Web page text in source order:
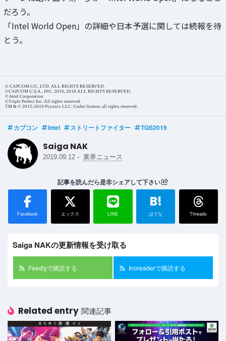
だろう。
「Intel World Open」の詳細や日本予選に関しては続報を待
とう。
© CAPCOM CO., LTD. ALL RIGHTS RESERVED.
©CAPCOM U.S.A., INC. 2016, 2018 ALL RIGHTS RESERVED.
© Intel Corporation
©Triple Perfect Inc. All rights reserved.
TM & © 2015-2019 Psyonix LLC. Under license, all rights reserved.
カプコン Intel ストリートファイター TGS2019
Saiga NAK
2019.09.12 - 業界ニュース
記事を読んだら是非シェアして下さい
Facebook エックス LINE
B!
はてな Threads
Saiga NAKの更新情報を受け取る
Feedlyで購読する Inoreaderで購読する
Related entry 関連記事